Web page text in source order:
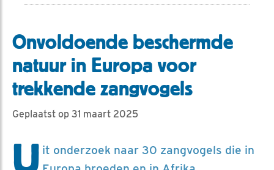
Onvoldoende beschermde
natuur in Europa voor
trekkende zangvogels
Geplaatst op 31 maart 2025
U it onderzoek naar 30 zangvogels die in